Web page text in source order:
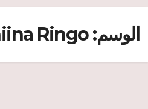
الوسم:Ringo